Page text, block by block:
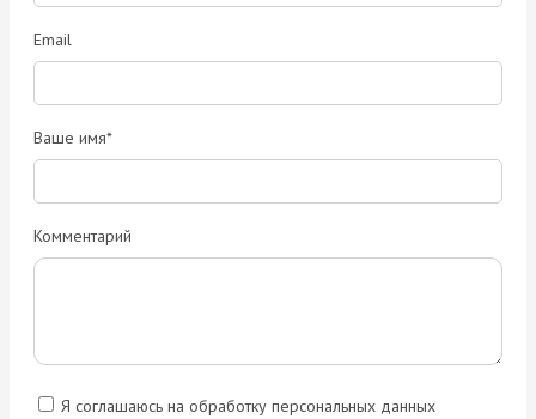
Email
Ваше имя*
Комментарий
Я соглашаюсь на обработку персональных данных